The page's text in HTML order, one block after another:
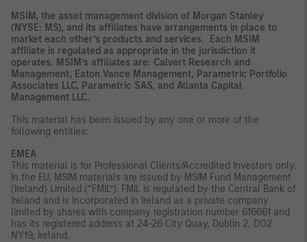
MSIM, the asset management division of Morgan Stanley
(NYSE: MS), and its affiliates have arrangements in place to
market each other’s products and services. Each MSIM
affiliate is regulated as appropriate in the jurisdiction it
operates. MSIM’s affiliates are: Calvert Research and
Management, Eaton Vance Management, Parametric Portfolio
Associates LLC, Parametric SAS, and Atlanta Capital
Management LLC.
This material has been issued by any one or more of the
following entities:
EMEA
This material is for Professional Clients/Accredited Investors only.
In the EU, MSIM materials are issued by MSIM Fund Management
(Ireland) Limited (“FMIL”). FMIL is regulated by the Central Bank of
Ireland and is incorporated in Ireland as a private company
limited by shares with company registration number 616661 and
has its registered address at 24-26 City Quay, Dublin 2, DO2
NY19, Ireland.